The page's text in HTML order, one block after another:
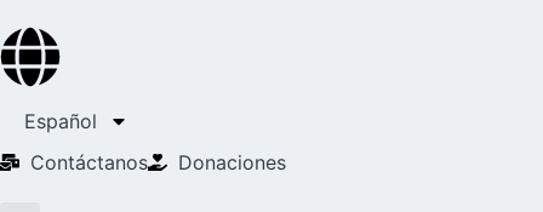
Español
Contáctanos
Donaciones